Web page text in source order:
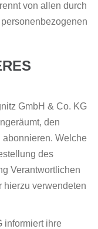
von allen durch
GmbH & Co. KG
den
abonnieren. Welche
des
Verantwortlichen
hierzu verwendeten
informiert ihre